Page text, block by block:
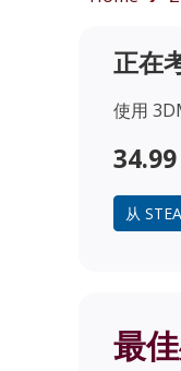
正在
使用
从
最